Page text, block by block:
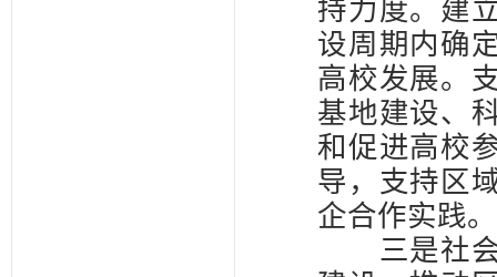
持力度。建
设周期内确
高校发展。
基地建设、
和促进高校
导，支持区
企合作实践。
三是社会